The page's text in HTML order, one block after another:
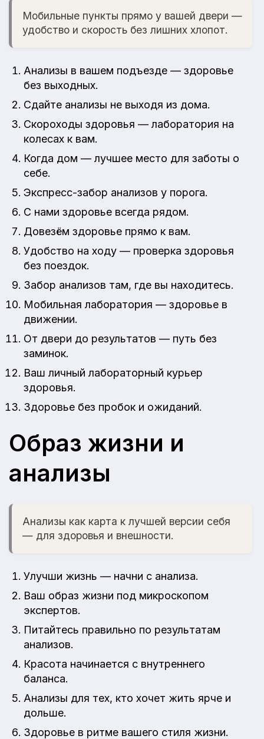
Мобильные пункты прямо у вашей двери —
удобство и скорость без лишних хлопот.
Анализы в вашем подъезде — здоровье
без выходных.
Сдайте анализы не выходя из дома.
Скороходы здоровья — лаборатория на
колесах к вам.
Когда дом — лучшее место для заботы о
себе.
Экспресс-забор анализов у порога.
С нами здоровье всегда рядом.
Довезём здоровье прямо к вам.
Удобство на ходу — проверка здоровья
без поездок.
Забор анализов там, где вы находитесь.
Мобильная лаборатория — здоровье в
движении.
От двери до результатов — путь без
заминок.
Ваш личный лабораторный курьер
здоровья.
Здоровье без пробок и ожиданий.
Образ жизни и
анализы
Анализы как карта к лучшей версии себя
— для здоровья и внешности.
Улучши жизнь — начни с анализа.
Ваш образ жизни под микроскопом
экспертов.
Питайтесь правильно по результатам
анализов.
Красота начинается с внутреннего
баланса.
Анализы для тех, кто хочет жить ярче и
дольше.
Здоровье в ритме вашего стиля жизни.